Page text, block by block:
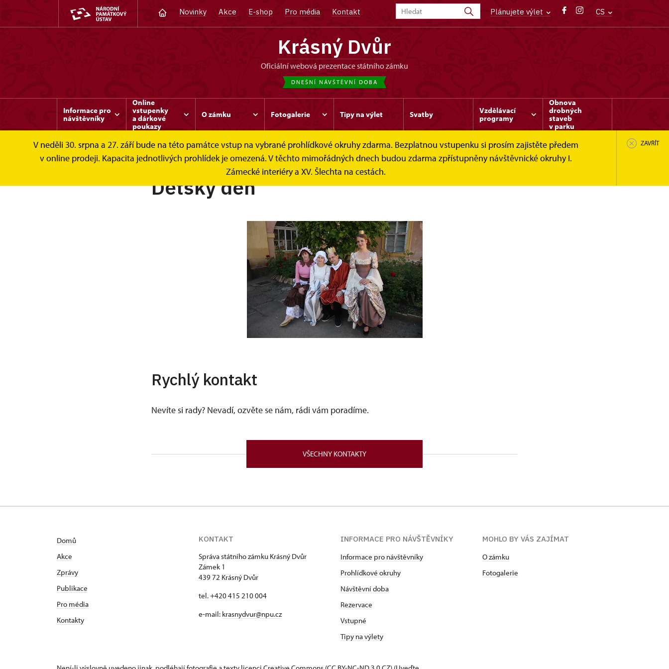
Novinky Akce E-shop Pro média Kontakt Plánujete výlet CS
Krásný Dvůr
oficiální webová prezentace státního zámku
DNEŠNÍ NÁVŠTĚVNÍ DOBA
Informace pro
návštěvníky
Online
vstupenky
a dárkové
poukazy
O zámku Fotogalerie Tipy na výlet Svatby
Vzdělávací
programy
Obnova
drobných
staveb
v parku
V neděli 30. srpna a 27. září bude na této památce vstup na vybrané prohlídkové okruhy zdarma. Bezplatnou vstupenku si prosím zajistěte předem
v online prodeji. Kapacita jednotlivých prohlídek je omezená. V těchto mimořádných dnech budou zdarma zpřístupněny návštěvnické okruhy I.
Zámecké interiéry a XV. Šlechta na cestách.
ZAVŘÍT
Dětský den
Rychlý kontakt
Nevíte si rady? Nevadí, ozvěte se nám, rádi vám poradíme.
VŠECHNY KONTAKTY
Domů
Akce
Zprávy
Publikace
Pro média
Kontakty
KONTAKT
Správa státního zámku Krásný Dvůr
Zámek 1
439 72 Krásný Dvůr
tel. +420 415 210 004
e-mail: krasnydvur@npu.cz
INFORMACE PRO NÁVŠTĚVNÍKY
Informace pro návštěvníky
Prohlídkové okruhy
Návštěvní doba
Rezervace
Vstupné
Tipy na výlety
MOHLO BY VÁS ZAJÍMAT
O zámku
Fotogalerie